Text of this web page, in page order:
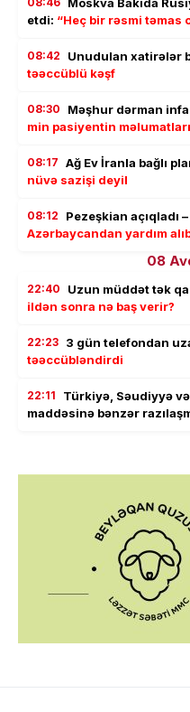
Moskva Bakıda
etdi: “Heç bir rəsmi təmas
08:42 Unudulan xatirələr
təəccüblü kəşf
08:30 Məşhur dərman
min pasiyentin məlumatları
08:17 Ağ Ev İranla bağlı
nüvə sazişi deyil
08:12 Pezeşkian açıqladı –
Azərbaycandan yardım
08
22:40 Uzun müddət tək
ildən sonra nə baş verir?
22:23 3 gün telefondan
təəccübləndirdi
22:11
Türkiyə, Səudiyyə
maddəsinə bənzər